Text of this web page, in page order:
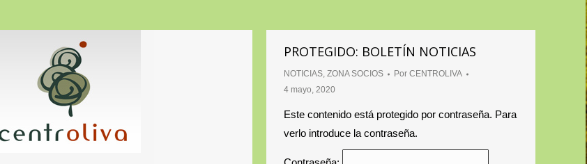
PROTEGIDO: BOLETÍN NOTICIAS
NOTICIAS, ZONA SOCIOS Por CENTROLIVA
4 mayo, 2020
Este contenido está protegido por contraseña. Para
verlo introduce la contraseña.